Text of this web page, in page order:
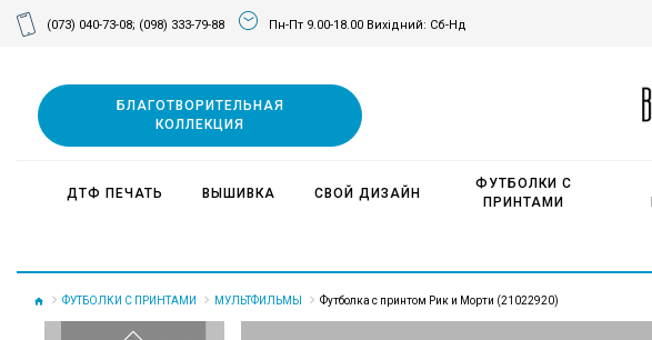
(073) 040-73-08; (098) 333-79-88 Пн-Пт 9.00-18.00 Вихідний: Сб-Нд
БЛАГОТВОРИТЕЛЬНАЯ
КОЛЛЕКЦИЯ
ДТФ ПЕЧАТЬ ВЫШИВКА СВОЙ ДИЗАЙН
ФУТБОЛКИ С
ПРИНТАМИ
ФУТБОЛКИ С ПРИНТАМИ МУЛЬТФИЛЬМЫ Футболка с принтом Рик и Морти (21022920)